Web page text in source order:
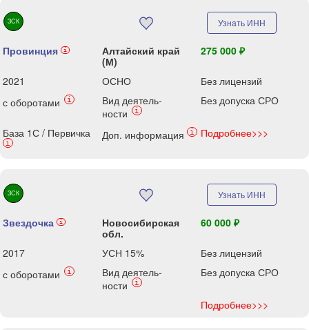
ЗСК Узнать ИНН
Провинция i
Алтайский край
(М)
275 000 ₽
2021 ОСНО
Без лицензий
с оборотами
i
Вид деятель-
ности
i
Без допуска СРО
База 1С / Первичка
i
Доп. информация i Подробнее>>>
ЗСК Узнать ИНН
Звездочка i
Новосибирская
обл.
60 000 ₽
2017 УСН 15%
Без лицензий
с оборотами
i
Вид деятель-
ности
i
Без допуска СРО
Подробнее>>>